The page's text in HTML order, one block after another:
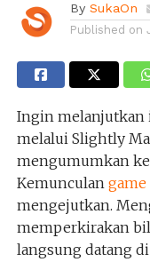
By SukaOn
Published on
Ingin melanjutkan
melalui Slightly
mengumumkan
Kemunculan game
mengejutkan.
memperkirakan
langsung datang